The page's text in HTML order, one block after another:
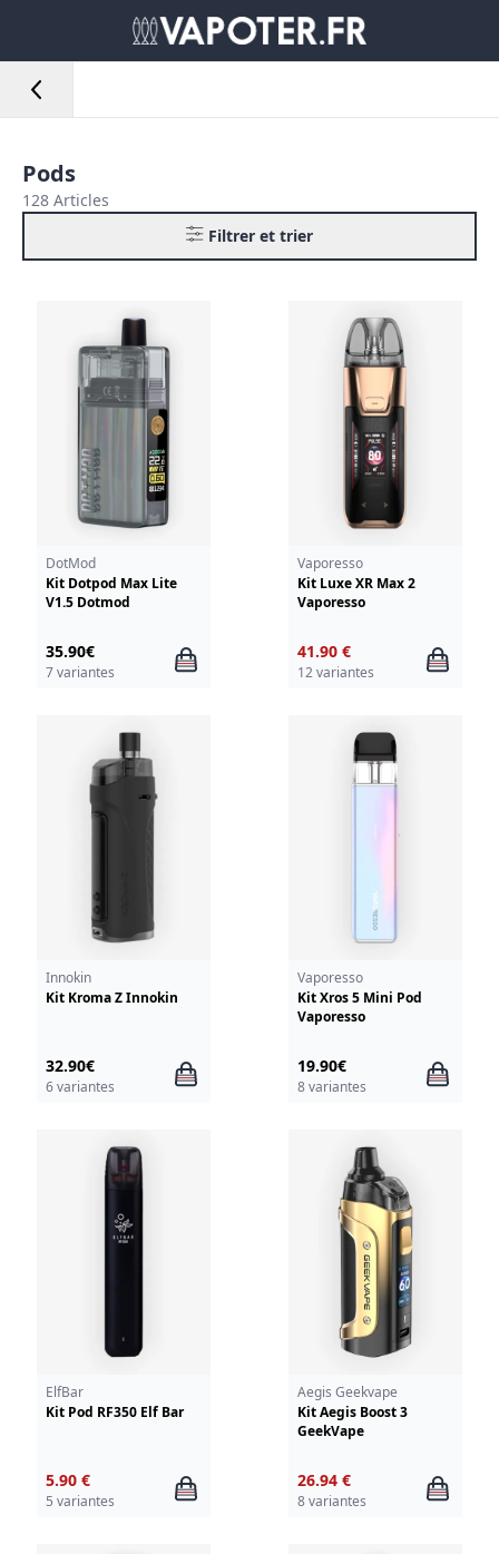
Pods
128 Articles
Filtrer et trier
DotMod
Kit Dotpod Max Lite
V1.5 Dotmod
35.90€
7 variantes
Vaporesso
Kit Luxe XR Max 2
Vaporesso
41.90 €
12 variantes
Innokin
Kit Kroma Z Innokin
32.90€
6 variantes
Vaporesso
Kit Xros 5 Mini Pod
Vaporesso
19.90€
8 variantes
ElfBar
Kit Pod RF350 Elf Bar
5.90 €
5 variantes
Aegis Geekvape
Kit Aegis Boost 3
GeekVape
26.94 €
8 variantes